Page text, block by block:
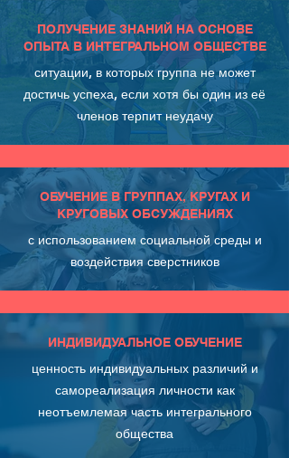
ПОЛУЧЕНИЕ ЗНАНИЙ НА ОСНОВЕ
ОПЫТА В ИНТЕГРАЛЬНОМ ОБЩЕСТВЕ
ситуации, в которых группа не может
достичь успеха, если хотя бы один из её
членов терпит неудачу
ОБУЧЕНИЕ В ГРУППАХ, КРУГАХ И
КРУГОВЫХ ОБСУЖДЕНИЯХ
с использованием социальной среды и
воздействия сверстников
ИНДИВИДУАЛЬНОЕ ОБУЧЕНИЕ
ценность индивидуальных различий и
самореализация личности как
неотъемлемая часть интегрального
общества